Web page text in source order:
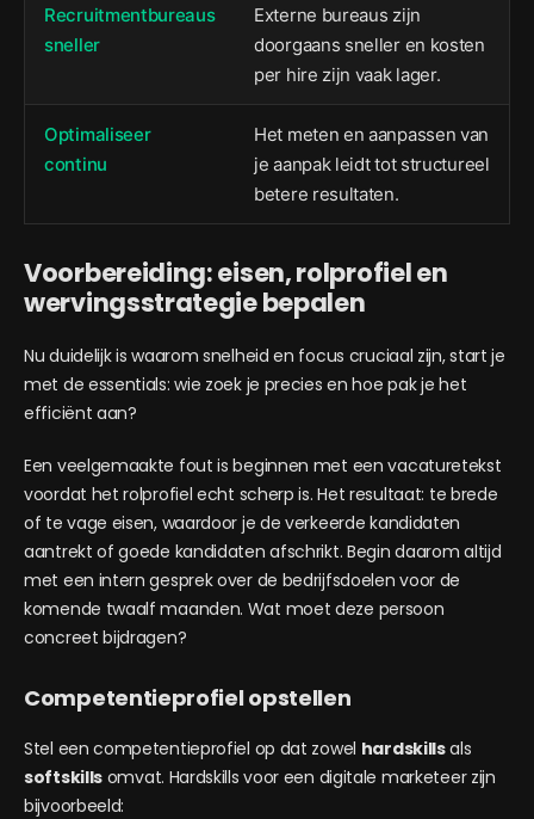
Recruitmentbureaus
sneller
Externe bureaus zijn
doorgaans sneller en kosten
per hire zijn vaak lager.
Optimaliseer
continu
Het meten en aanpassen van
je aanpak leidt tot structureel
betere resultaten.
Voorbereiding: eisen, rolprofiel en
wervingsstrategie bepalen
Nu duidelijk is waarom snelheid en focus cruciaal zijn, start je
met de essentials: wie zoek je precies en hoe pak je het
efficiënt aan?
Een veelgemaakte fout is beginnen met een vacaturetekst
voordat het rolprofiel echt scherp is. Het resultaat: te brede
of te vage eisen, waardoor je de verkeerde kandidaten
aantrekt of goede kandidaten afschrikt. Begin daarom altijd
met een intern gesprek over de bedrijfsdoelen voor de
komende twaalf maanden. Wat moet deze persoon
concreet bijdragen?
Competentieprofiel opstellen
Stel een competentieprofiel op dat zowel hardskillsals
softskills omvat. Hardskills voor een digitale marketeer zijn
bijvoorbeeld: